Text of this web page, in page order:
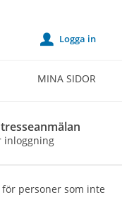
MINA SIDOR
u Logga in
inloggning
personer som inte